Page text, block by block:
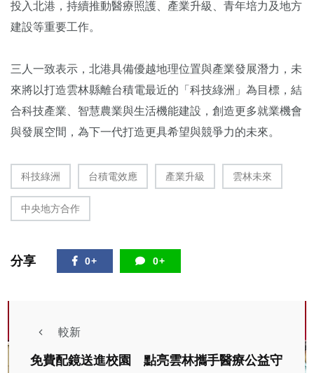
投入北港，持續推動醫療照護、產業升級、青年培力及地方
建設等重要工作。
三人一致表示，北港具備優越地理位置與產業發展潛力，未
來將以打造雲林縣離台積電最近的「科技綠洲」為目標，結
合科技產業、智慧農業與生活機能建設，創造更多就業機會
與發展空間，為下一代打造更具希望與競爭力的未來。
科技綠洲 台積電效應 產業升級 雲林未來
中央地方合作
分享 0+ 0+
較新
免費配鏡送進校園 點亮雲林攜手醫療公益守